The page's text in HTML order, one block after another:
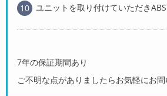
ユニットを取り付けていただき
7年の保証期間あり
ご不明な点がありましたらお気軽にお問